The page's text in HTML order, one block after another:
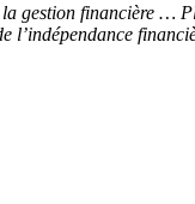
gestion financière …
l’indépendance